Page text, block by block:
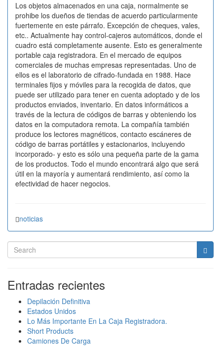
Los objetos almacenados en una caja, normalmente se
prohibe los dueños de tiendas de acuerdo particularmente
fuertemente en este párrafo. Excepción de cheques, vales,
etc.. Actualmente hay control-cajeros automáticos, donde el
cuadro está completamente ausente. Esto es generalmente
portable caja registradora. En el mercado de equipos
comerciales de muchas empresas representadas. Uno de
ellos es el laboratorio de cifrado-fundada en 1988. Hace
terminales fijos y móviles para la recogida de datos, que
puede ser utilizado para tener en cuenta adoptado y de los
productos enviados, inventario. En datos informáticos a
través de la lectura de códigos de barras y obteniendo los
datos en la computadora remota. La compañía también
produce los lectores magnéticos, contacto escáneres de
código de barras portátiles y estacionarios, incluyendo
incorporado- y esto es sólo una pequeña parte de la gama
de los productos. Todo el mundo encontrará algo que será
útil en la mayoría y aumentará rendimiento, así como la
efectividad de hacer negocios.
noticias
Entradas recientes
Depilación Definitiva
Estados Unidos
Lo Más Importante En La Caja Registradora.
Short Products
Camiones De Carga